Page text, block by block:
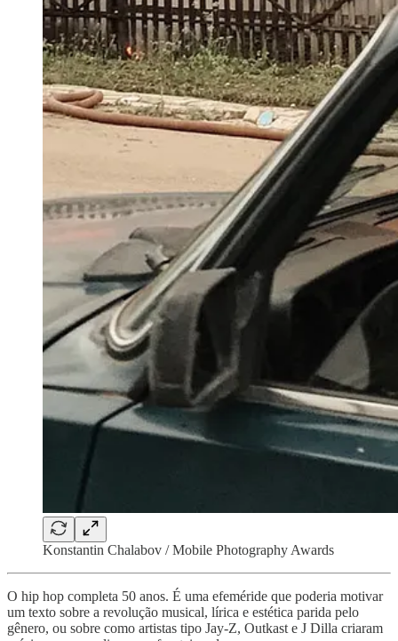
Konstantin Chalabov / Mobile Photography Awards
O hip hop completa 50 anos. É uma efeméride que poderia motivar
um texto sobre a revolução musical, lírica e estética parida pelo
gênero, ou sobre como artistas tipo Jay-Z, Outkast e J Dilla criaram